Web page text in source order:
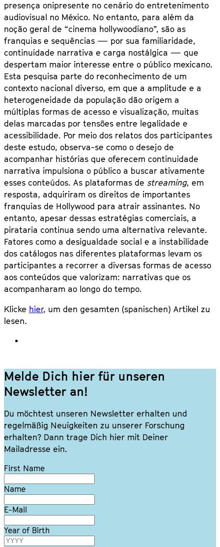
presença onipresente no cenário do entretenimento
audiovisual no México. No entanto, para além da
noção geral de “cinema hollywoodiano”, são as
franquias e sequências — por sua familiaridade,
continuidade narrativa e carga nostálgica — que
despertam maior interesse entre o público mexicano.
Esta pesquisa parte do reconhecimento de um
contexto nacional diverso, em que a amplitude e a
heterogeneidade da população dão origem a
múltiplas formas de acesso e visualização, muitas
delas marcadas por tensões entre legalidade e
acessibilidade. Por meio dos relatos dos participantes
deste estudo, observa-se como o desejo de
acompanhar histórias que oferecem continuidade
narrativa impulsiona o público a buscar ativamente
esses conteúdos. As plataformas de streaming, em
resposta, adquiriram os direitos de importantes
franquias de Hollywood para atrair assinantes. No
entanto, apesar dessas estratégias comerciais, a
pirataria continua sendo uma alternativa relevante.
Fatores como a desigualdade social e a instabilidade
dos catálogos nas diferentes plataformas levam os
participantes a recorrer a diversas formas de acesso
aos conteúdos que valorizam: narrativas que os
acompanharam ao longo do tempo.
Klicke hier, um den gesamten (spanischen) Artikel zu
lesen.
Melde Dich hier für unseren
Newsletter an!
Du möchtest unseren Newsletter erhalten und
regelmäßig Neuigkeiten zu unserer Forschung
erhalten? Dann trage Dich hier mit Deiner
Mailadresse ein.
Lass
Feld
leer
First Name
Name
E-Mail
Year of Birth